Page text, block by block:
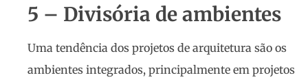
5 – Divisória de ambientes
Uma tendência dos projetos de arquitetura são os
ambientes integrados, principalmente em projetos